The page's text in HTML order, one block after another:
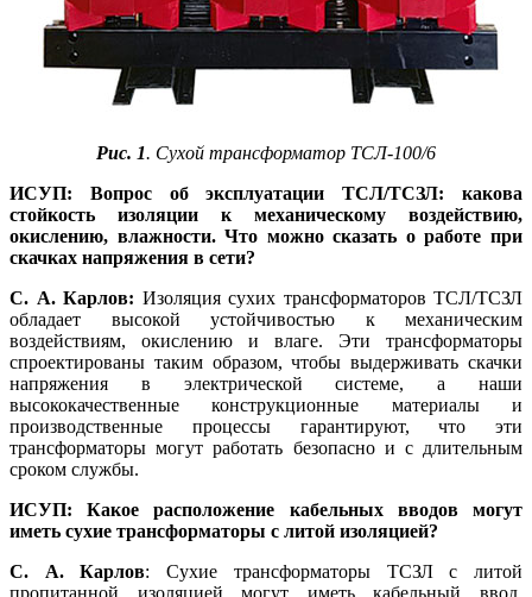
Рис. 1. Сухой трансформатор ТСЛ‑100/6
ИСУП: Вопрос об эксплуатации ТСЛ/ТСЗЛ: какова
стойкость изоляции к механическому воздействию,
окислению, влажности. Что можно сказать о работе при
скачках напряжения в сети?
С. А. Карлов: Изоляция сухих трансформаторов ТСЛ/ТСЗЛ
обладает высокой устойчивостью к механическим
воздействиям, окислению и влаге. Эти трансформаторы
спроектированы таким образом, чтобы выдерживать скачки
напряжения в электрической системе, а на­ши
высококачественные конструкционные материалы и
производственные процессы гарантируют, что эти
трансформаторы могут работать безопасно и с длительным
сроком службы.
ИСУП: Какое расположение кабельных вводов могут
иметь сухие трансформаторы с литой изоляцией?
С. А. Карлов: Сухие трансформаторы ТСЗЛ с литой